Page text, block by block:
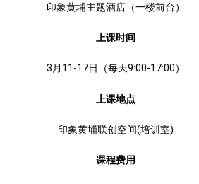
印象黄埔主题酒店（一楼前台）
上课时间
3月11-17日（每天9:00-17:00）
上课地点
印象黄埔联创空间(培训室)
课程费用